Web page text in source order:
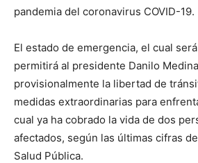
pandemia del coronavirus COVID-19.
El estado de emergencia, el cual
permitirá al presidente Danilo
provisionalmente la libertad de
medidas extraordinarias para
cual ya ha cobrado la vida de dos
afectados, según las últimas cifras
Salud Pública.